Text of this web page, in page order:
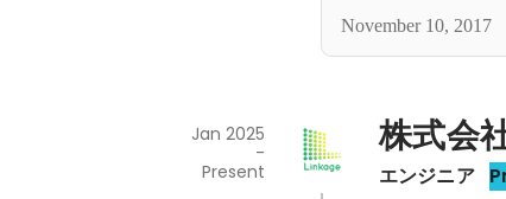
November 10, 2017
株式会
エンジニア
Jan 2025
-
Present